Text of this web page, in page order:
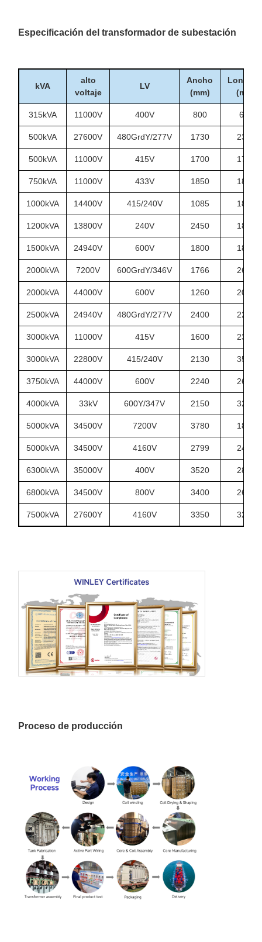
Especificación del transformador de subestación
kVA
alto
voltaje
LV
Ancho
(mm)
(mm)
315kVA 11000V 400V 800 696
500kVA 27600V 480GrdY/277V 1730 2300
500kVA 11000V 415V 1700 1700
750kVA 11000V 433V 1850 1845
1000kVA 14400V 415/240V 1085 1860
1200kVA 13800V 240V 2450 1850
1500kVA 24940V 600V 1800 1880
2000kVA 7200V 600GrdY/346V 1766 2680
2000kVA 44000V 600V 1260 2090
2500kVA 24940V 480GrdY/277V 2400 2200
3000kVA 11000V 415V 1600 2330
3000kVA 22800V 415/240V 2130 3500
3750kVA 44000V 600V 2240 2650
4000kVA 33kV 600Y/347V 2150 3250
5000kVA 34500V 7200V 3780 1850
5000kVA 34500V 4160V 2799 2400
6300kVA 35000V 400V 3520 2820
6800kVA 34500V 800V 3400 2670
7500kVA 27600Y 4160V 3350 3290
Proceso de producción